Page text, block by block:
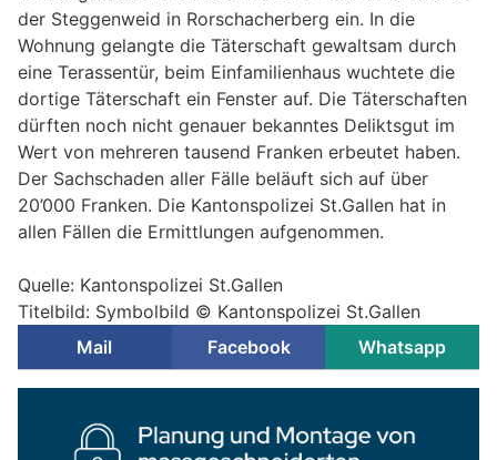
der Steggenweid in Rorschacherberg ein. In die
Wohnung gelangte die Täterschaft gewaltsam durch
eine Terassentür, beim Einfamilienhaus wuchtete die
dortige Täterschaft ein Fenster auf. Die Täterschaften
dürften noch nicht genauer bekanntes Deliktsgut im
Wert von mehreren tausend Franken erbeutet haben.
Der Sachschaden aller Fälle beläuft sich auf über
20’000 Franken. Die Kantonspolizei St.Gallen hat in
allen Fällen die Ermittlungen aufgenommen.
Quelle: Kantonspolizei St.Gallen
Titelbild: Symbolbild © Kantonspolizei St.Gallen
Mail
Facebook Whatsapp